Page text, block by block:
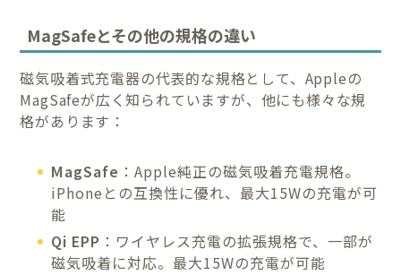
MagSafeとその他の規格の違い
磁気吸着式充電器の代表的な規格として、Appleの
MagSafeが広く知られていますが、他にも様々な規
格があります：
MagSafe ：Apple純正の磁気吸着充電規格。
iPhoneとの互換性に優れ、最大15Wの充電が可
能
Qi EPP ：ワイヤレス充電の拡張規格で、一部が
磁気吸着に対応。最大15Wの充電が可能